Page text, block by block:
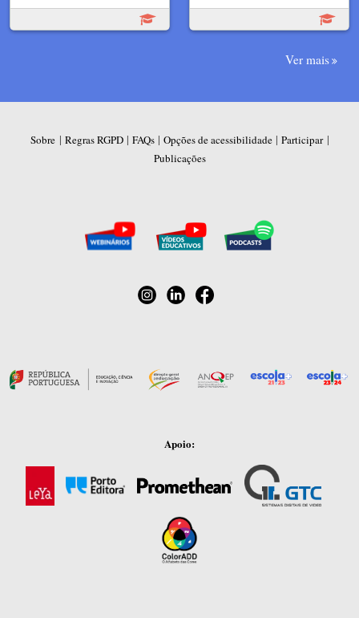
Ver mais
Sobre | Regras RGPD| FAQs| Opções de acessibilidade| Participar|
Publicações
Apoio: